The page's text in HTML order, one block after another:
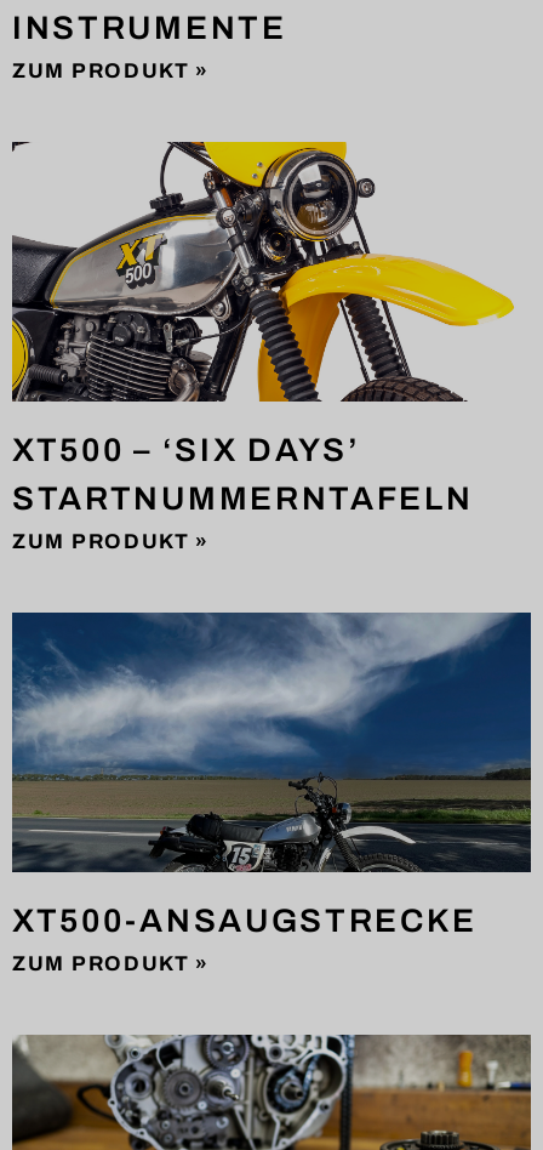
INSTRUMENTE
ZUM PRODUKT »
XT500 – ‘SIX DAYS’
STARTNUMMERNTAFELN
ZUM PRODUKT »
XT500-ANSAUGSTRECKE
ZUM PRODUKT »